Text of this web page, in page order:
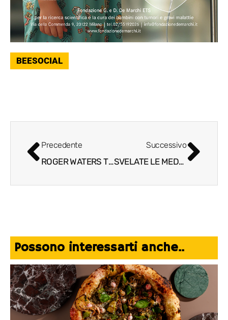
BEESOCIAL
Precedente
ROGER WATERS TORNA AL CINEMA E NEI NEGOZI DI DISCHI
Successivo
SVELATE LE MEDAGLIE DEI GIOCHI OLIMPICI E PARALIMPICI DI MILANO CORTINA 2026
Possono interessarti anche..